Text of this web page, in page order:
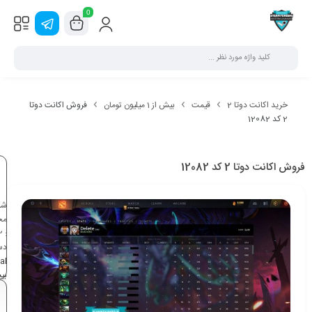
0
خرید اکانت دوتا 2 قیمت بیش از 1 میلیون تومان
فروش اکانت دوتا
2 کد 12082
فروش اکانت دوتا 2 کد 12082
: